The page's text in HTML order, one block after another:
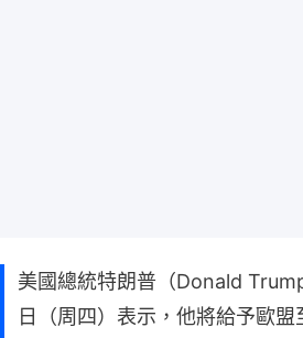
美國總統特朗普（Donald
日（周四）表示，他將給予歐